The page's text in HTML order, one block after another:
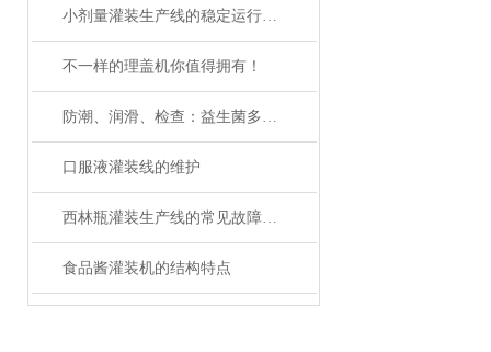
小剂量灌装生产线的稳定运行与维护管理
不一样的理盖机你值得拥有！
防潮、润滑、检查：益生菌多列包装机维护三大关键词
口服液灌装线的维护
西林瓶灌装生产线的常见故障及应对要点
食品酱灌装机的结构特点